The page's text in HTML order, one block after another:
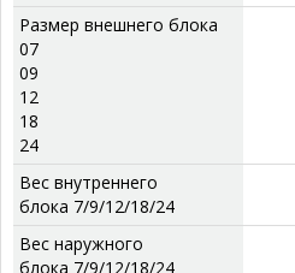
Размер внешнего блока
07
09
12
18
24
Вес внутреннего
блока 7/9/12/18/24
Вес наружного
блока 7/9/12/18/24